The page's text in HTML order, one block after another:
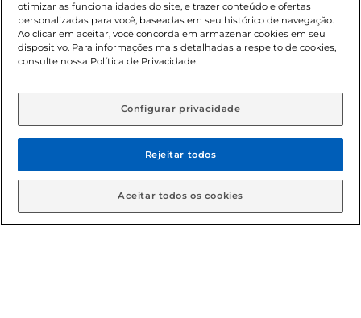
sofrer alterações sem prévia notificação. Proibida a venda
de bebidas alcoólicas para menores de 18 anos, conforme
Lei n.º 8069/90, art. 81, inciso II (Estatuto da Criança e do
Adolescente). Preços e condições exclusivos para o
aviso prévio. O valor mínimo para as compras on-line é de
© 2026 Copyright. Todos os direitos
reservados Gbarbosa.
otimizar as funcionalidades do site, e trazer conteúdo e ofertas
personalizadas para você, baseadas em seu histórico de navegação.
Ao clicar em aceitar, você concorda em armazenar cookies em seu
dispositivo. Para informações mais detalhadas a respeito de cookies,
consulte nossa Política de Privacidade.
Configurar privacidade
Rejeitar todos
Aceitar todos os cookies